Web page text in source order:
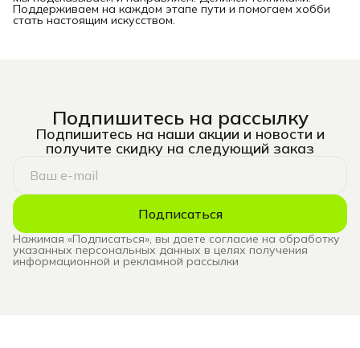
Поддерживаем на каждом этапе пути и помогаем хобби
стать настоящим искусством.
Подпишитесь на рассылку
Подпишитесь на наши акции и новости и
получите скидку на следующий заказ
Подписаться
Нажимая «Подписаться», вы даете согласие на обработку
указанных персональных данных в целях получения
информационной и рекламной рассылки